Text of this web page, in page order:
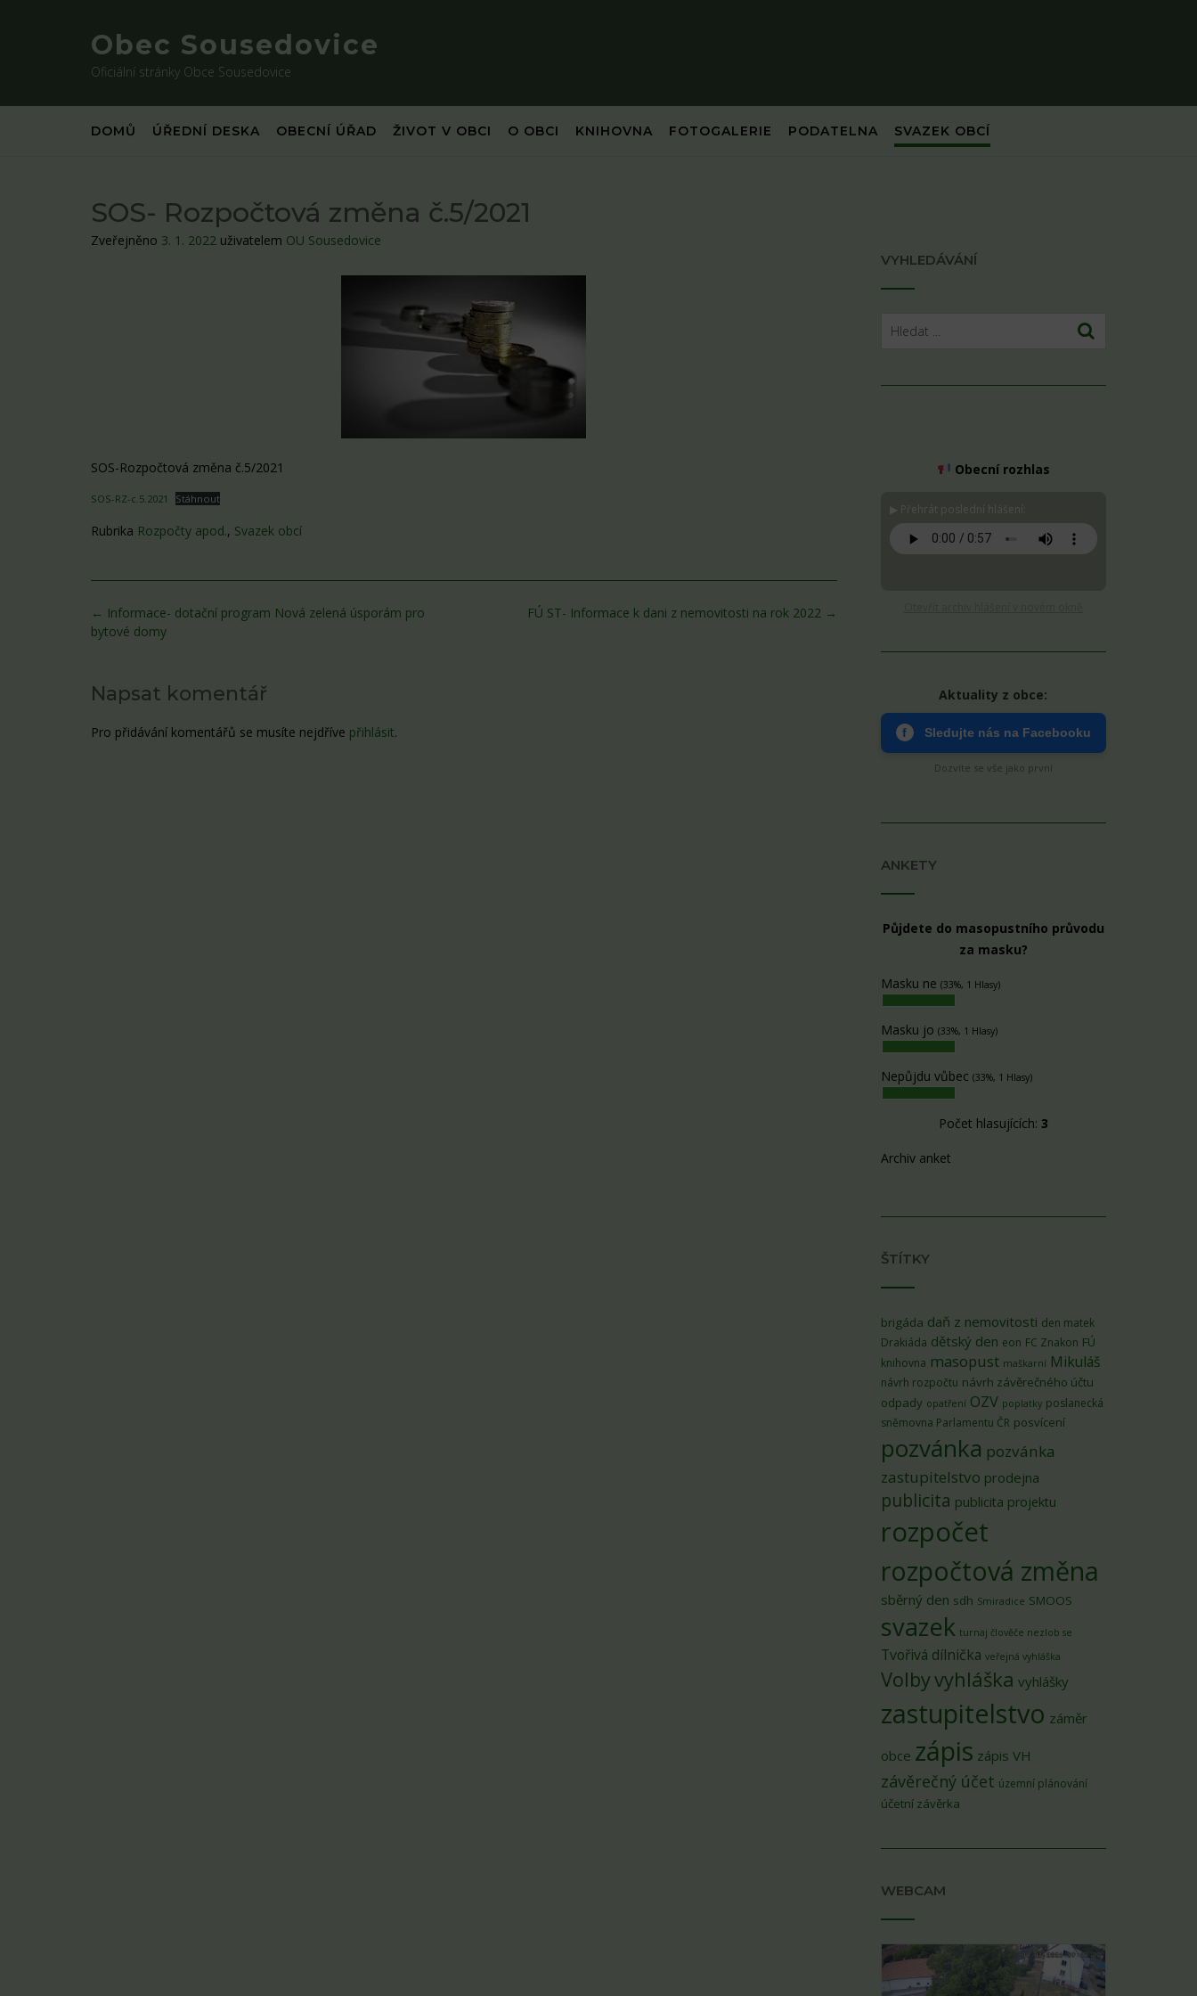
Obec Sousedovice
Oficiální stránky Obce Sousedovice
DOMŮ ÚŘEDNÍ DESKA OBECNÍ ÚŘAD ŽIVOT V OBCI O OBCI KNIHOVNA FOTOGALERIE PODATELNA SVAZEK OBCÍ
SOS- Rozpočtová změna č.5/2021
Zveřejněno 3. 1. 2022 uživatelem OU Sousedovice
SOS-Rozpočtová změna č.5/2021
SOS-RZ-c.5.2021 Stáhnout
Rubrika Rozpočty apod., Svazek obcí
Post
navigation
FÚ ST- Informace k dani z nemovitosti na rok 2022 →
← Informace- dotační program Nová zelená úsporám pro
bytové domy
Napsat komentář
Pro přidávání komentářů se musíte nejdříve přihlásit.
VYHLEDÁVÁNÍ
Obecní rozhlas
▶ Přehrát poslední hlášení:
Aktuality z obce:
f Sledujte nás na Facebooku
Dozvíte se vše jako první
ANKETY
Půjdete do masopustního průvodu
za masku?
Masku ne (33%, 1 Hlasy)
Masku jo (33%, 1 Hlasy)
Nepůjdu vůbec (33%, 1 Hlasy)
Počet hlasujících: 3
Archiv anket
ŠTÍTKY
brigáda daň z nemovitosti den matek
Drakiáda dětský den eon FC Znakon FÚ
knihovna masopust maškarní Mikuláš
návrh rozpočtu návrh závěrečného účtu
odpady opatření OZV poplatky poslanecká
sněmovna Parlamentu ČR posvícení
pozvánka pozvánka
zastupitelstvo prodejna
publicita publicita projektu
rozpočet
rozpočtová změna
sběrný den sdh Smiradice SMOOS
svazek turnaj člověče nezlob se
Tvořivá dílnička veřejná vyhláška
Volbyvyhláška vyhlášky
zastupitelstvo záměr
obce zápis zápis VH
závěrečný účet územní plánování
účetní závěrka
WEBCAM